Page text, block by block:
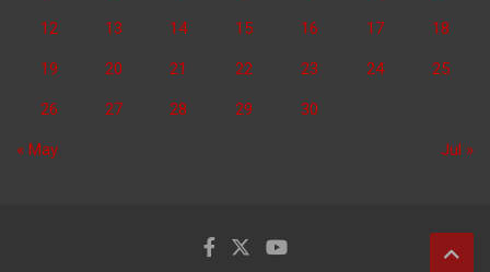
12 13 14 15 16 17 18
19 20 21 22 23 24 25
26 27 28 29 30
« May Jul »